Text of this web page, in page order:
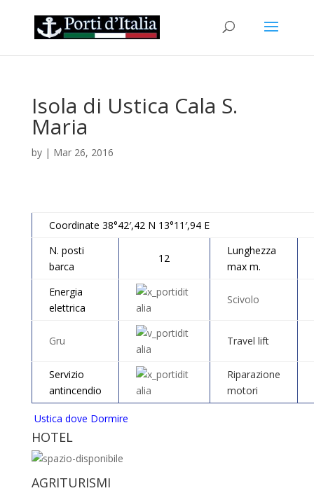
Isola di Ustica Cala S.
Maria
by | Mar 26, 2016
Coordinate 38°42′,42 N 13°11′,94 E
N. posti
barca
12
Lunghezza
max m.
Energia
elettrica
Scivolo
Gru Travel lift
Servizio
antincendio
Riparazione
motori
Ustica dove Dormire
HOTEL
AGRITURISMI